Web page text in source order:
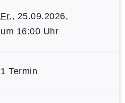
Fr., 25.09.2026,
um 16:00 Uhr
1 Termin